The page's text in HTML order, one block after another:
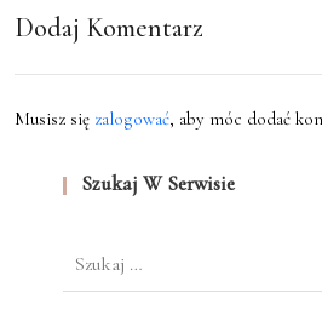
zatr
Dodaj Komentarz
Musisz się zalogować, aby móc dodać
Szukaj W Serwisie
Szukaj: